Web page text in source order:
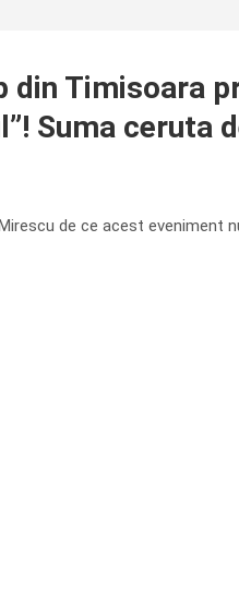
din Timisoara
Suma ceruta
de ce acest